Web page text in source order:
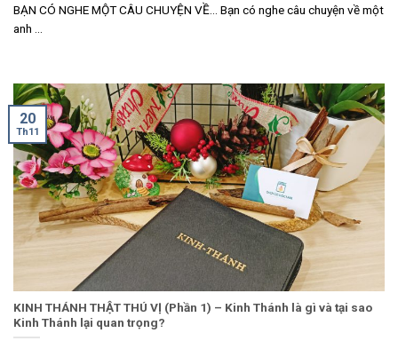
BẠN CÓ NGHE MỘT CÂU CHUYỆN VỀ… Bạn có nghe câu chuyện về một
anh ...
KINH THÁNH THẬT THÚ VỊ (Phần 1) – Kinh Thánh là gì và tại sao
Kinh Thánh lại quan trọng?
20
Th11